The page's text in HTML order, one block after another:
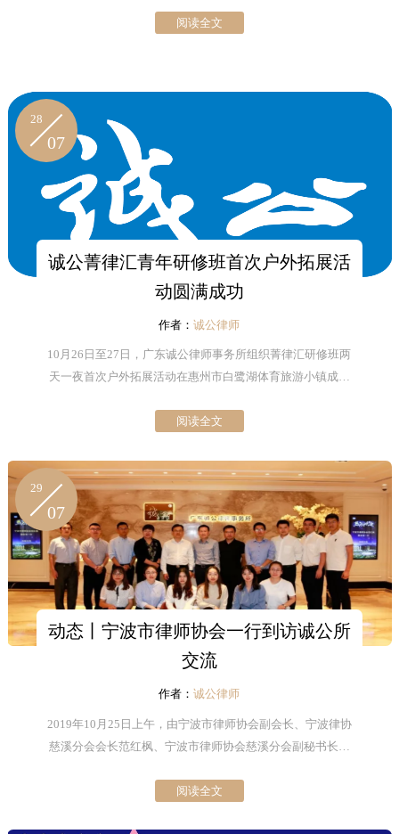
阅读全文
28
07
诚公菁律汇青年研修班首次户外拓展活
动圆满成功
作者：诚公律师
10月26日至27日，广东诚公律师事务所组织菁律汇研修班两
天一夜首次户外拓展活动在惠州市白鹭湖体育旅游小镇成功
阅读全文
29
07
动态丨宁波市律师协会一行到访诚公所
交流
作者：诚公律师
2019年10月25日上午，由宁波市律师协会副会长、宁波律协
慈溪分会会长范红枫、宁波市律师协会慈溪分会副秘书长徐
支书记陈亚莉的带领下，来宾一行参观了诚公所，随后双方
阅读全文